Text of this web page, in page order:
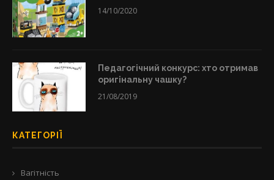
14/10/2020
Педагогічний конкурс: хто отримав
оригінальну чашку?
21/08/2019
КАТЕГОРІЇ
Вагітність